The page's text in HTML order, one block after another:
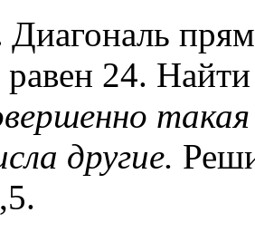
Диагональ
24.
другие.